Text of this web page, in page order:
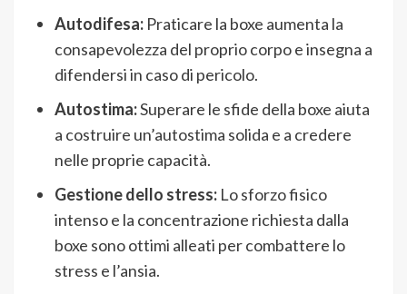
Autodifesa: Praticare la boxe aumenta la
consapevolezza del proprio corpo e insegna a
difendersi in caso di pericolo.
Autostima:Superare le sfide della boxe aiuta
a costruire un’autostima solida e a credere
nelle proprie capacità.
Gestione dello stress: Lo sforzo fisico
intenso e la concentrazione richiesta dalla
boxe sono ottimi alleati per combattere lo
stress e l’ansia.